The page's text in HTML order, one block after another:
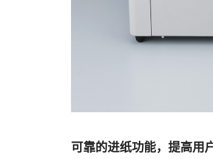
可靠的进纸功能，提高用